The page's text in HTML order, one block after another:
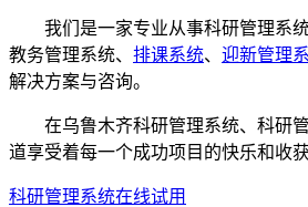
我们是一家专业从事科研管理系统
教务管理系统、 排课系统、 迎新管理
解决方案与咨询。
在乌鲁木齐科研管理系统、科研管
道享受着每一个成功项目的快乐和收获
科研管理系统在线试用